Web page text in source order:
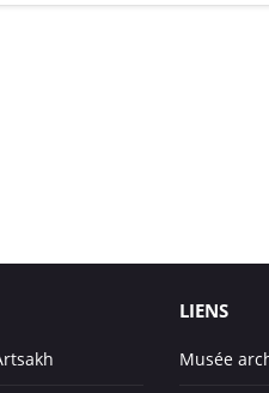
LIENS
Musée